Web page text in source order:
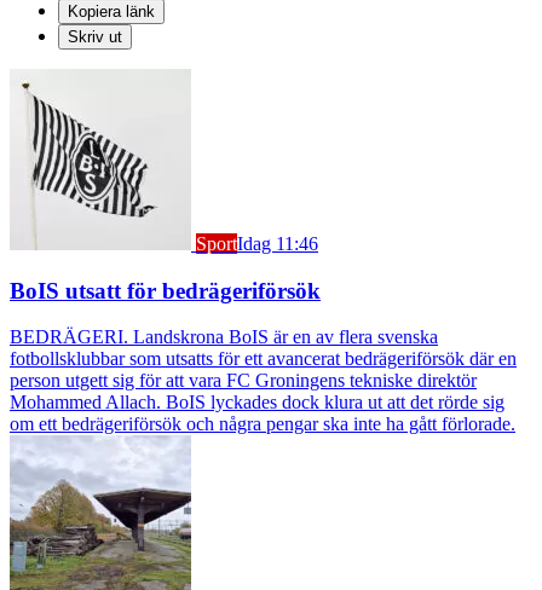
Kopiera länk
Skriv ut
SportIdag 11:46
BoIS utsatt för bedrägeriförsök
BEDRÄGERI. Landskrona BoIS är en av flera svenska
fotbollsklubbar som utsatts för ett avancerat bedrägeriförsök där en
person utgett sig för att vara FC Groningens tekniske direktör
Mohammed Allach. BoIS lyckades dock klura ut att det rörde sig
om ett bedrägeriförsök och några pengar ska inte ha gått förlorade.